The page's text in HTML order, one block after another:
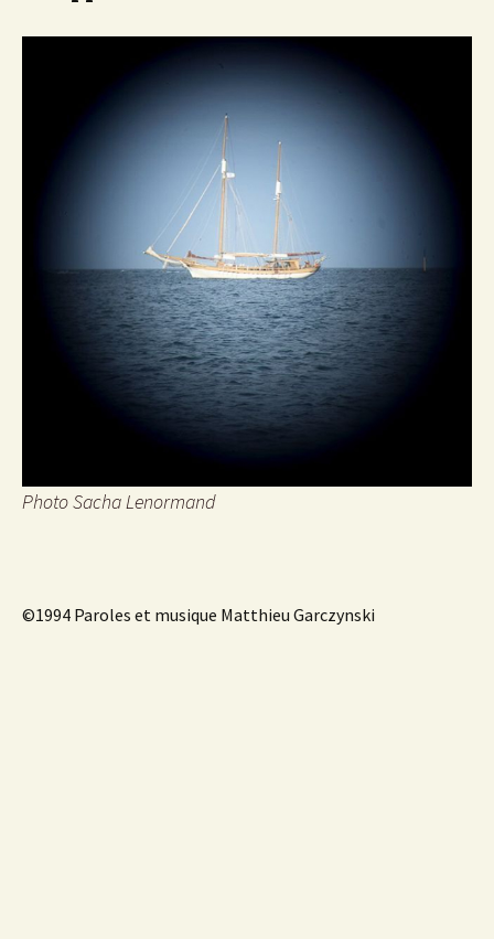
Photo Sacha Lenormand
©1994 Paroles et musique Matthieu Garczynski